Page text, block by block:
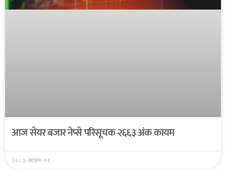
आज सेयर बजार नेप्से परिसूचक २६६३ अंक कायम
२०८३-साउन-१९